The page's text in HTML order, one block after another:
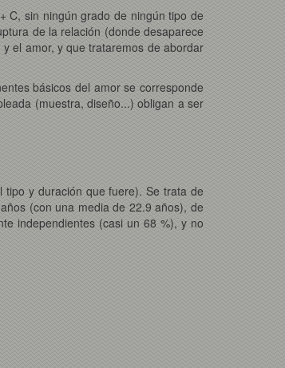
C, sin ningún grado de ningún tipo de
de la relación (donde desaparece
el amor, y que trataremos de abordar
básicos del amor se corresponde
(muestra, diseño...) obligan a ser
y duración que fuere). Se trata de
(con una media de 22.9 años), de
independientes (casi un 68 %), y no